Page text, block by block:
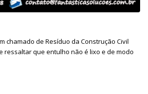
de Resíduo da Construção Civil
ressaltar que entulho não é lixo e de modo